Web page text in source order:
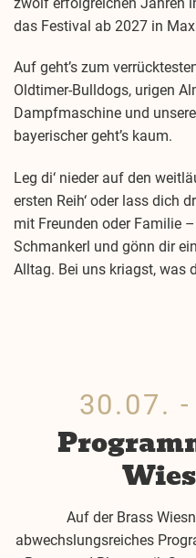
das Festival ab 2027 in
Auf geht’s zum
Oldtimer-Bulldogs, urigen
Dampfmaschine und
bayerischer geht’s kaum.
Leg di‘ nieder auf den
ersten Reih‘ oder lass dich
mit Freunden oder Familie
Schmankerl und gönn dir
Alltag. Bei uns kriagst, was
30.07.
Auf der Brass
abwechslungsreiches